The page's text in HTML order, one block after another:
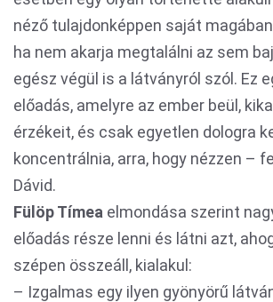
néző tulajdonképpen saját
ha nem akarja megtalálni az sem
egész végül is a látványról szól. Ez
előadás, amelyre az ember beül,
érzékeit, és csak egyetlen dologra
koncentrálnia, arra, hogy nézzen –
Dávid.
Fülöp Tímea elmondása szerint
előadás része lenni és látni azt,
szépen összeáll, kialakul:
– Izgalmas egy ilyen gyönyörű